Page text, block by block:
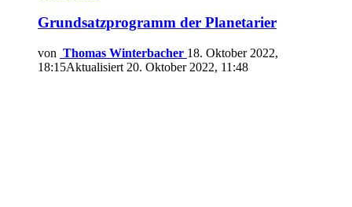
Grundsatzprogramm der Planetarier
von Thomas Winterbacher 18. Oktober 2022,
18:15Aktualisiert 20. Oktober 2022, 11:48